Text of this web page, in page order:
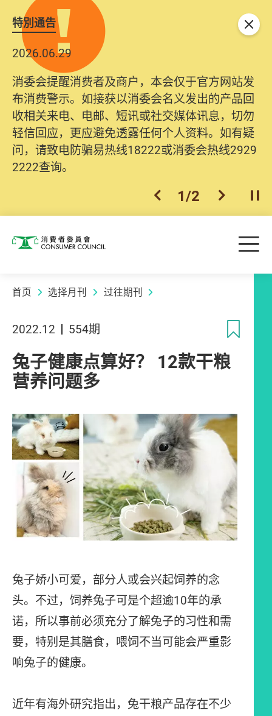
特別通告
2026.06.29
消委会提醒消费者及商户，本会仅于官方网站发
布消费警示。如接获以消委会名义发出的产品回
收相关来电、电邮、短讯或社交媒体讯息，切勿
轻信回应，更应避免透露任何个人资料。如有疑
问，请致电防骗易热线18222或消委会热线2929
2222查询。
上一个
1/2 下一个开
关闭
消费者委员会 目
首页 选择月刊 过往期刊
2022.12 554期
兔子健康点算好？ 12款干粮
营养问题多
兔子娇小可爱，部分人或会兴起饲养的念
头。不过，饲养兔子可是个超逾10年的承
诺，所以事前必须充分了解兔子的习性和需
要，特别是其膳食，喂饲不当可能会严重影
响兔子的健康。
近年有海外研究指出，兔干粮产品存在不少